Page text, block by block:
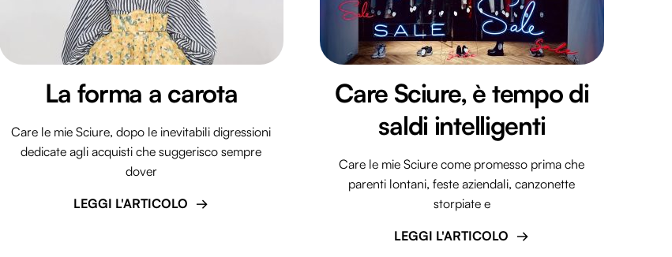
La forma a carota
Care le mie Sciure, dopo le inevitabili digressioni
dedicate agli acquisti che suggerisco sempre
dover
LEGGI L'ARTICOLO
Care Sciure, è tempo di
saldi intelligenti
Care le mie Sciure come promesso prima che
parenti lontani, feste aziendali, canzonette
storpiate e
LEGGI L'ARTICOLO